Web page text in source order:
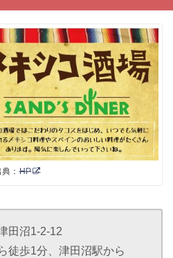
典：HP
田沼1-2-12
徒歩1分、津田沼駅から